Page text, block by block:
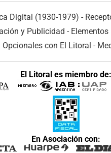
Digital (1930-1979) -
y Publicidad -
Opcionales con El Litoral -
El Litoral es miembro de:
En Asociación con: